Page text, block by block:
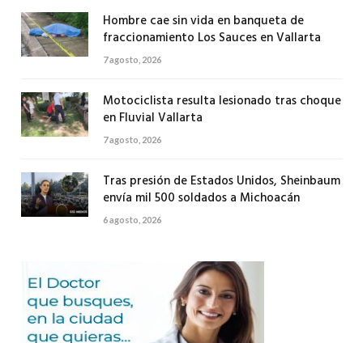
Hombre cae sin vida en banqueta de
fraccionamiento Los Sauces en Vallarta
7 agosto, 2026
Motociclista resulta lesionado tras choque
en Fluvial Vallarta
7 agosto, 2026
Tras presión de Estados Unidos, Sheinbaum
envía mil 500 soldados a Michoacán
6 agosto, 2026